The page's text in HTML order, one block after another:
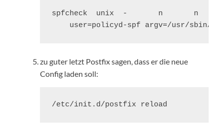
spfcheck  unix  -       n       n
user=policyd-spf argv=/usr/sbin/
zu guter letzt Postfix sagen, dass er die neue
Config laden soll:
/etc/init.d/postfix reload